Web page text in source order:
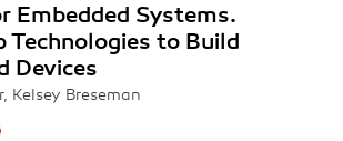
Embedded Systems.
Technologies to Build
Devices
Kelsey Breseman